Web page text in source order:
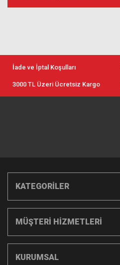
İade ve İptal Koşulları
3000 TL Üzeri Ücretsiz Kargo
KATEGORİLER
MÜŞTERİ HİZMETLERİ
KURUMSAL